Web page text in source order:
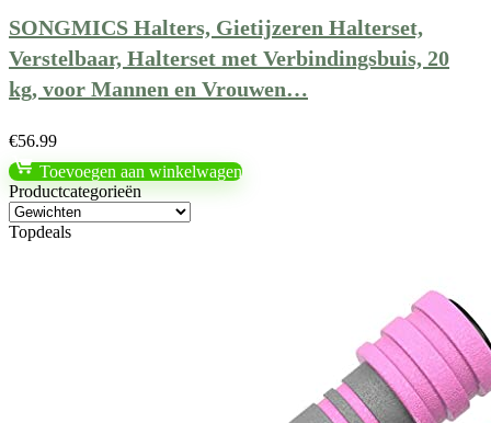
SONGMICS Halters, Gietijzeren Halterset,
Verstelbaar, Halterset met Verbindingsbuis, 20
kg, voor Mannen en Vrouwen…
€56.99
Toevoegen aan winkelwagen
Productcategorieën
Topdeals